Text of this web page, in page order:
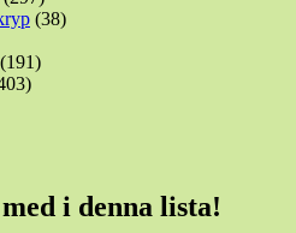
(38)
i denna lista!